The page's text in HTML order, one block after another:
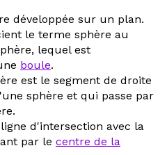
développée sur un plan.
le terme sphère au
lequel est
boule.
est le segment de droite
sphère et qui passe par
d'intersection avec la
par le centre de la